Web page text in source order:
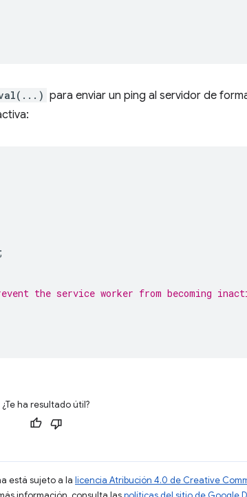
para enviar un ping al servidor de
the service worker from becoming
¿Te ha resultado útil?
está sujeto a la licencia Atribución 4.0 de Creative